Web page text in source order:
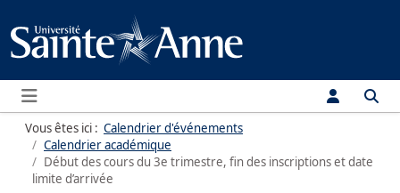
Menu
Vous êtes ici : Calendrier d'événements
Calendrier académique
Début des cours du 3e trimestre, fin des inscriptions et date
limite d’arrivée